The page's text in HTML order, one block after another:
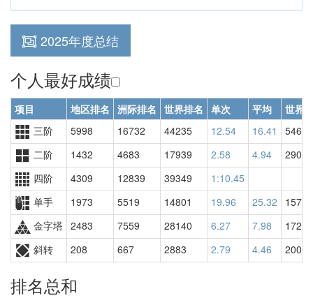
2025年度总结
个人最好成绩
项目 地区排名 洲际排名 世界排名 单次 平均
世界
三阶
5998 16732 44235 12.54 16.41
54670
二阶
1432 4683 17939 2.58 4.94
29095
四阶
4309 12839 39349
1:10.45
单手
1973 5519 14801 19.96 25.32
15799
金字塔 2483 7559 28140 6.27 7.98
17254
斜转
208 667 2883 2.79 4.46 2006
排名总和